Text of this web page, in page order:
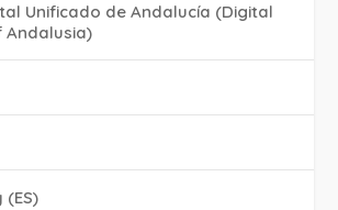
Unificado de Andalucía (Digital
Andalusia)